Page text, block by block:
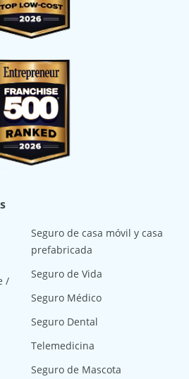
/
Seguro de casa móvil y casa
prefabricada
Seguro de Vida
Seguro Médico
Seguro Dental
Telemedicina
Seguro de Mascota